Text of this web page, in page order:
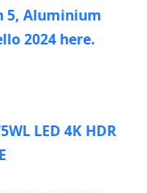
LED 4K HDR